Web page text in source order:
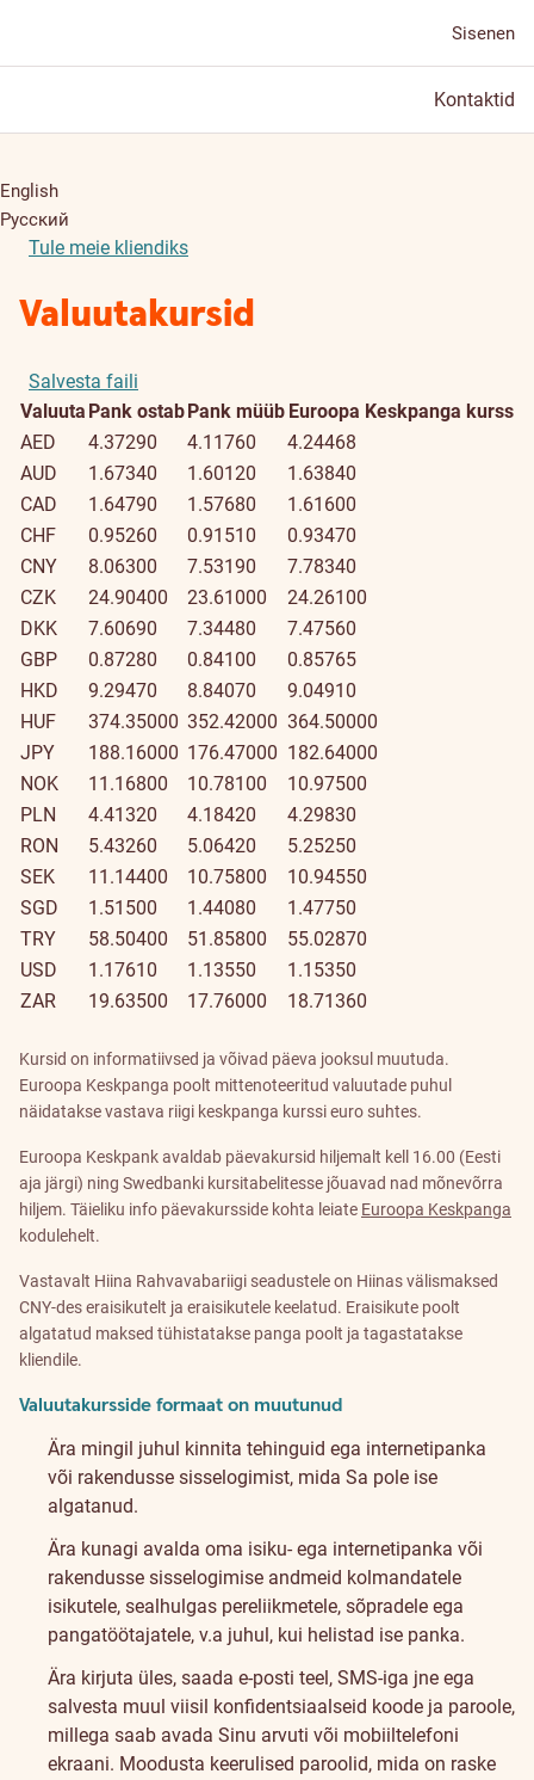
Sisenen
Kontaktid
English
Русский
Tule meie kliendiks
Valuutakursid
Salvesta faili
Valuuta Pank ostabPank müüb Euroopa Keskpanga kurss
AED
4.37290 4.11760
4.24468
AUD
1.67340 1.60120
1.63840
CAD
1.64790 1.57680
1.61600
CHF
0.95260 0.91510
0.93470
CNY
8.06300 7.53190
7.78340
CZK
24.90400 23.61000
24.26100
DKK
7.60690 7.34480
7.47560
GBP
0.87280 0.84100
0.85765
HKD
9.29470 8.84070
9.04910
HUF
374.35000 352.42000 364.50000
JPY
188.16000 176.47000 182.64000
NOK
11.16800 10.78100
10.97500
PLN
4.41320 4.18420
4.29830
RON
5.43260 5.06420
5.25250
SEK
11.14400 10.75800
10.94550
SGD
1.51500 1.44080
1.47750
TRY
58.50400 51.85800
55.02870
USD
1.17610 1.13550
1.15350
ZAR
19.63500 17.76000 18.71360
Kursid on informatiivsed ja võivad päeva jooksul muutuda.
Euroopa Keskpanga poolt mittenoteeritud valuutade puhul
näidatakse vastava riigi keskpanga kurssi euro suhtes.
Euroopa Keskpank avaldab päevakursid hiljemalt kell 16.00 (Eesti
aja järgi) ning Swedbanki kursitabelitesse jõuavad nad mõnevõrra
hiljem. Täieliku info päevakursside kohta leiate Euroopa Keskpanga
kodulehelt.
Vastavalt Hiina Rahvavabariigi seadustele on Hiinas välismaksed
CNY-des eraisikutelt ja eraisikutele keelatud. Eraisikute poolt
algatatud maksed tühistatakse panga poolt ja tagastatakse
kliendile.
Valuutakursside formaat on muutunud
Ära mingil juhul kinnita tehinguid ega internetipanka
või rakendusse sisselogimist, mida Sa pole ise
algatanud.
Ära kunagi avalda oma isiku- ega internetipanka või
rakendusse sisselogimise andmeid kolmandatele
isikutele, sealhulgas pereliikmetele, sõpradele ega
pangatöötajatele, v.a juhul, kui helistad ise panka.
Ära kirjuta üles, saada e-posti teel, SMS-iga jne ega
salvesta muul viisil konfidentsiaalseid koode ja paroole,
millega saab avada Sinu arvuti või mobiiltelefoni
ekraani. Moodusta keerulised paroolid, mida on raske